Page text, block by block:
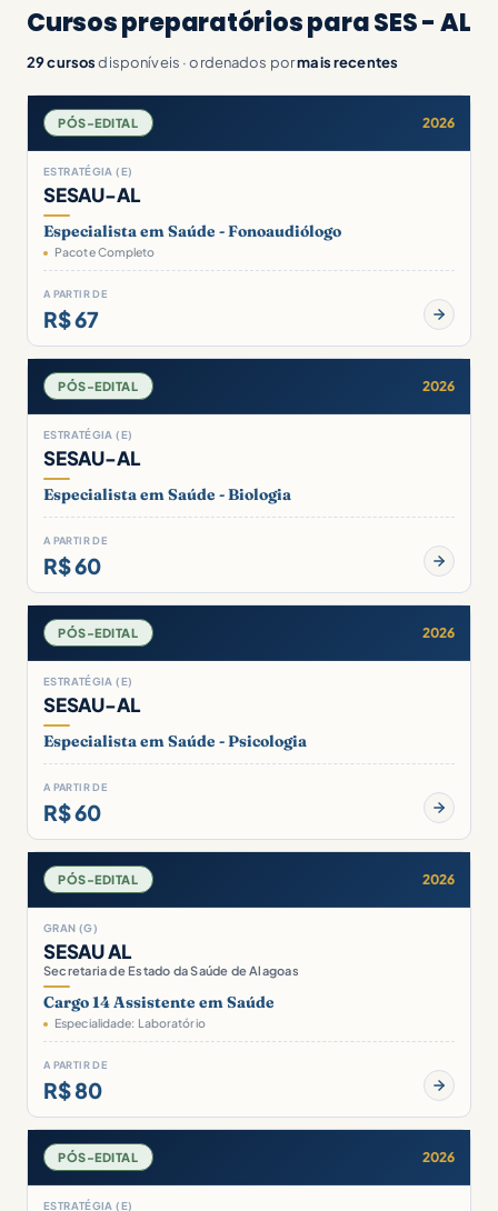
Cursos preparatórios para SES - AL
29 cursosdisponíveis · ordenados pormais recentes
PÓS-EDITAL 2026
ESTRATÉGIA (E)
SESAU-AL
Especialista em Saúde - Fonoaudiólogo
Pacote Completo
A PARTIR DE
R$ 67
PÓS-EDITAL 2026
ESTRATÉGIA (E)
SESAU-AL
Especialista em Saúde - Biologia
A PARTIR DE
R$ 60
PÓS-EDITAL 2026
ESTRATÉGIA (E)
SESAU-AL
Especialista em Saúde - Psicologia
A PARTIR DE
R$ 60
PÓS-EDITAL 2026
GRAN (G)
SESAU AL
Secretaria de Estado da Saúde de Alagoas
Cargo 14 Assistente em Saúde
Especialidade: Laboratório
A PARTIR DE
R$ 80
PÓS-EDITAL 2026
ESTRATÉGIA (E)